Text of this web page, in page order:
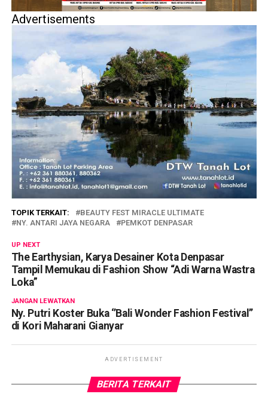
Advertisements
TOPIK TERKAIT:
BEAUTY FEST MIRACLE ULTIMATE
NY. ANTARI JAYA NEGARA
PEMKOT DENPASAR
UP NEXT
The Earthysian, Karya Desainer Kota Denpasar
Tampil Memukau di Fashion Show “Adi Warna Wastra
Loka”
JANGAN LEWATKAN
Ny. Putri Koster Buka ‘’Bali Wonder Fashion Festival’’
di Kori Maharani Gianyar
ADVERTISEMENT
BERITA TERKAIT